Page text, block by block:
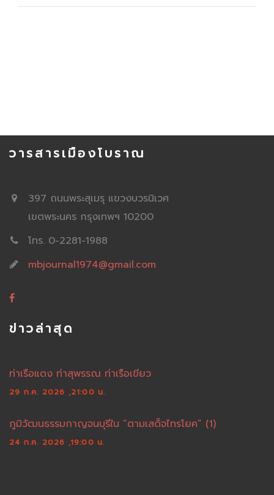
วารสารเมืองโบราณ
397 ถนนพระสุเมรุ แขวงบวรนิเวศ
เขตพระนคร กรุงเทพฯ 10200
โทร. 0-2281-1988
mbjournal1974@gmail.com
ข่าวล่าสุด
ท่าเรือแดง ท่าสุพรรณ ท่าเรือเขียว
29 ก.ค. 2026 ,21:00 น.
ภูมิวัฒนธรรมกาญจนบุรีใน “ตามเสด็จไทรโยค” (1)
24 ก.ค. 2026 ,19:00 น.